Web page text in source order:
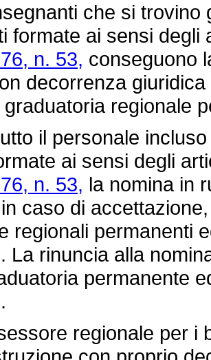
che si trovino
formate ai sensi
n. 53, conseguono
decorrenza
regionale
il personale incluso
ai sensi degli
n. 53, la nomina in
caso di
regionali permanenti
La rinuncia alla
permanente
regionale per i